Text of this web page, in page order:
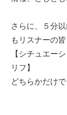
さらに、５分
もリスナーの
【シチュエー
リフ】
どちらかだけ